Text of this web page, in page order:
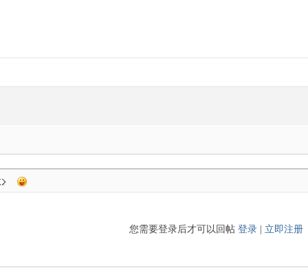
您需要登录后才可以回帖 登录 立即注册